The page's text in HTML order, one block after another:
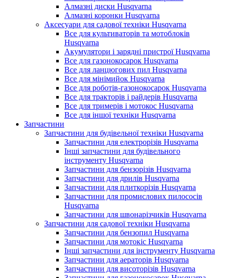
Алмазні диски Husqvarna
Алмазні коронки Husqvarna
Аксесуари для садової техніки Husqvarna
Все для культиваторів та мотоблоків
Husqvarna
Акумулятори і зарядні пристрої Husqvarna
Все для газонокосарок Husqvarna
Все для ланцюгових пил Husqvarna
Все для мінімийок Husqvarna
Все для роботів-газонокосарок Husqvarna
Все для тракторів і райдерів Husqvarna
Все для тримерів і мотокос Husqvarna
Все для іншої техніки Husqvarna
Запчастини
Запчастини для будівельної техніки Husqvarna
Запчастини для електрорізів Husqvarna
Інші запчастини для будівельного
інструменту Husqvarna
Запчастини для бензорізів Husqvarna
Запчастини для дрилів Husqvarna
Запчастини для плиткорізів Husqvarna
Запчастини для промислових пилососів
Husqvarna
Запчастини для швонарізчиків Husqvarna
Запчастини для садової техніки Husqvarna
Запчастини для бензопил Husqvarna
Запчастини для мотокіс Husqvarna
Інші запчастини для інструменту Husqvarna
Запчастини для аераторів Husqvarna
Запчастини для висоторізів Husqvarna